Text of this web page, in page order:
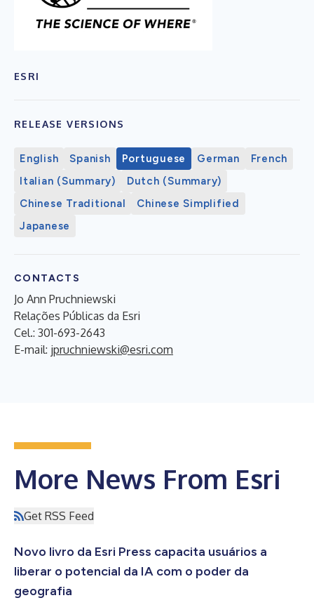
ESRI
RELEASE VERSIONS
English Spanish Portuguese German
French
Italian (Summary)
Dutch (Summary)
Chinese Traditional
Chinese Simplified
Japanese
CONTACTS
Jo Ann Pruchniewski
Relações Públicas da Esri
Cel.: 301-693-2643
E-mail: jpruchniewski@esri.com
More News From Esri
Get RSS Feed
Novo livro da Esri Press capacita usuários a
liberar o potencial da IA ​​com o poder da
geografia